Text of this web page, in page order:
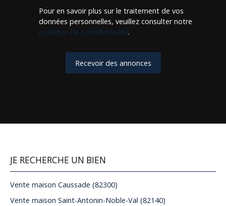
Pour en savoir plus sur le traitement de vos
données personnelles, veuillez consulter notre
politique de confidentialité.
Recevoir des annonces
JE RECHERCHE UN BIEN
Vente maison Caussade (82300)
Vente maison Saint-Antonin-Noble-Val (82140)